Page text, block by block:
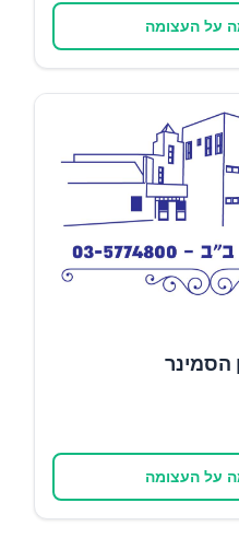
על העצומה
הסמינר
על העצומה